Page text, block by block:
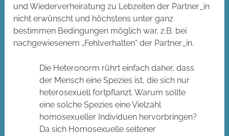
und Wiederverheiratung zu Lebzeiten der Partner_in
nicht erwünscht und höchstens unter ganz
bestimmen Bedingungen möglich war, z.B. bei
nachgewiesenem „Fehlverhalten“ der Partner_in.
Die Heteronorm rührt einfach daher, dass
der Mensch eine Spezies ist, die sich nur
heterosexuell fortpflanzt. Warum sollte
eine solche Spezies eine Vielzahl
homosexueller Individuen hervorbringen?
Da sich Homosexuelle seltener